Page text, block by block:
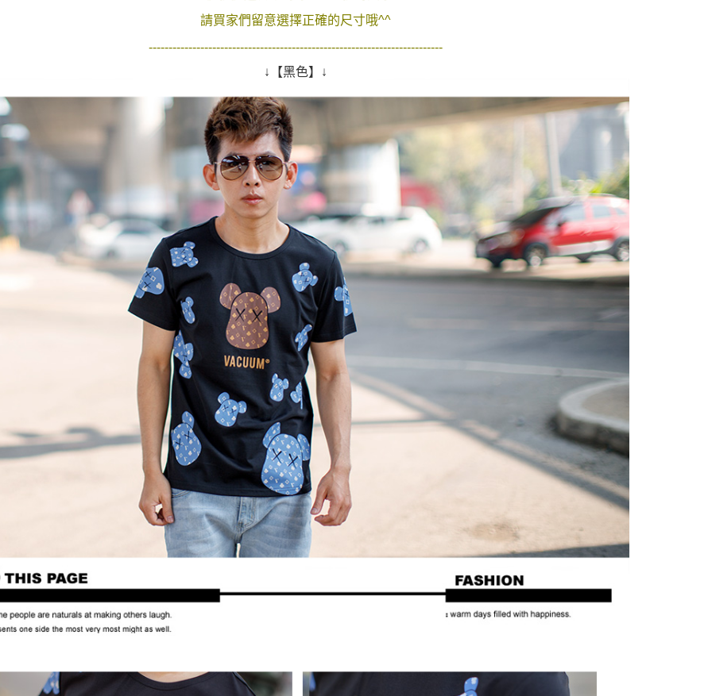
付客戶支援中心」 https://netprotections.freshdesk.com/support/home
交易，需依本服務之必要範圍內提供個人資料，並將交易相關給付款項請
２．關於個人資料處理事宜，請瀏覽以下網址：
３．未成年的使用者請事先徵得法定代理人或監護人之同意方可使用
「AFTEE先享後付」，若未經同意申辦者引起之損失，本公司不負相關責
任。
４．使用「AFTEE先享後付」時，將依據個別帳號之用戶狀況，依本公司
即時審查核予不同之上限額度；若仍有額度不足之情形，本公司將視審查
結果請求用戶進行身份認證。
５．嚴禁一人註冊多個帳號或使用他人資訊註冊。若發現惡意使用之情
形，恩沛科技股份有限公司將有權停止該用戶之使用額度並採取法律行
動。
每筆NT$80，滿NT$1,800(含以上)免運費
宅配
每筆NT$120，滿NT$3,000(含以上)免運費
請買家們留意選擇正確的尺寸哦^^
--------------------------------------------------------------------------
↓【黑色】↓